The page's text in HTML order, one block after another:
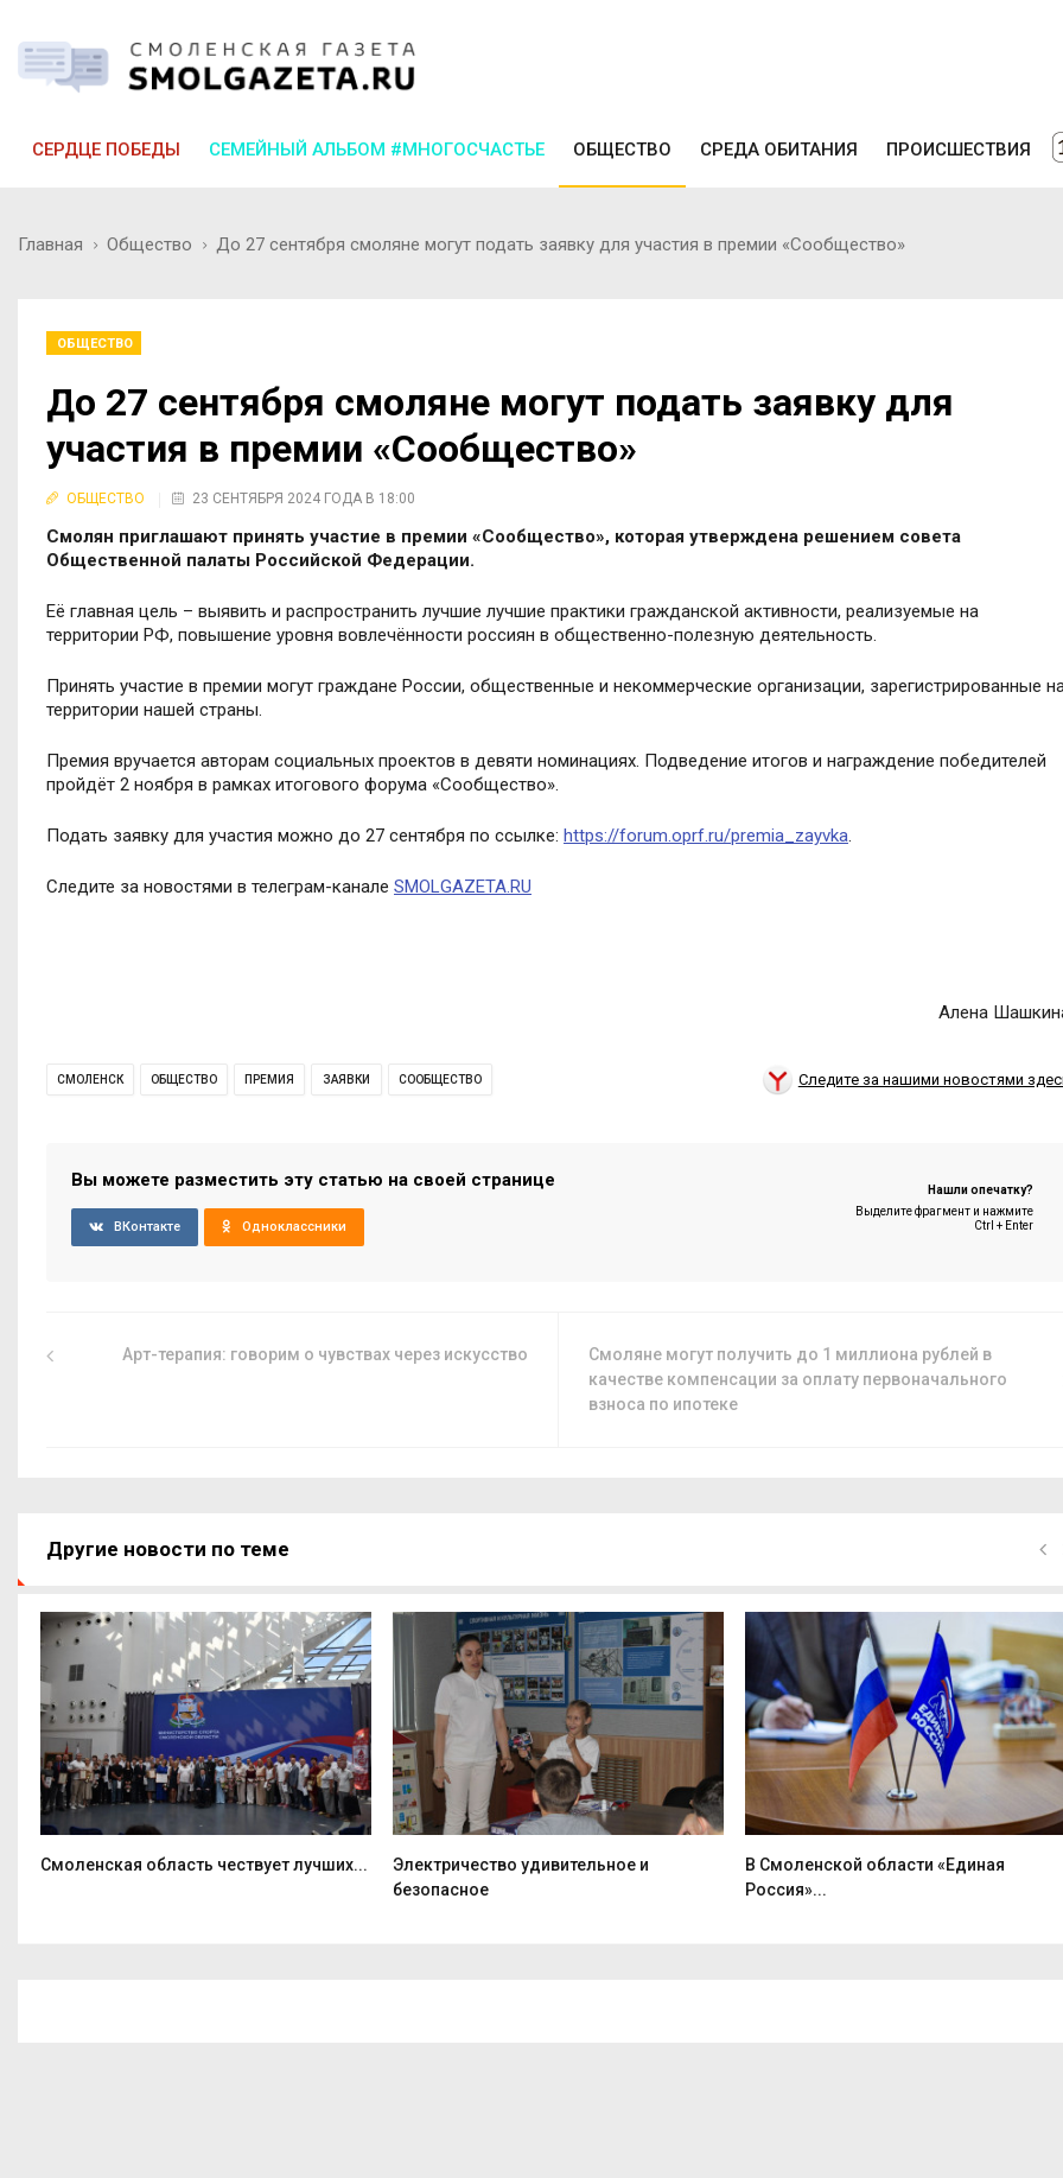
СЕРДЦЕ ПОБЕДЫ СЕМЕЙНЫЙ АЛЬБОМ #МНОГОСЧАСТЬЕ ОБЩЕСТВО СРЕДА ОБИТАНИЯ ПРОИСШЕСТВИЯ
Главная Общество До 27 сентября смоляне могут подать заявку для участия в премии «Сообщество»
ОБЩЕСТВО
До 27 сентября смоляне могут подать заявку для
участия в премии «Сообщество»
ОБЩЕСТВО 23 СЕНТЯБРЯ 2024 ГОДА В 18:00
Смолян приглашают принять участие в премии «Сообщество», которая утверждена решением совета
Общественной палаты Российской Федерации.
Её главная цель – выявить и распространить лучшие лучшие практики гражданской активности, реализуемые на
территории РФ, повышение уровня вовлечённости россиян в общественно-полезную деятельность.
Принять участие в премии могут граждане России, общественные и некоммерческие организации, зарегистрированные
территории нашей страны.
Премия вручается авторам социальных проектов в девяти номинациях. Подведение итогов и награждение победителей
пройдёт 2 ноября в рамках итогового форума «Сообщество».
Подать заявку для участия можно до 27 сентября по ссылке: https://forum.oprf.ru/premia_zayvka.
Следите за новостями в телеграм-канале SMOLGAZETA.RU
Алена
СМОЛЕНСК ОБЩЕСТВО ПРЕМИЯ ЗАЯВКИ СООБЩЕСТВО Следите за нашими новостями
Вы можете разместить эту статью на своей странице
ВКонтакте Одноклассники
Нашли опечатку?
Выделите фрагмент и нажмите
Ctrl + Enter
Арт-терапия: говорим о чувствах через искусство
Смоляне могут получить до 1 миллиона рублей в
качестве компенсации за оплату первоначального
взноса по ипотеке
Другие новости по теме
Смоленская область чествует лучших...
Электричество удивительное и
безопасное
В Смоленской области «Единая
Россия»...